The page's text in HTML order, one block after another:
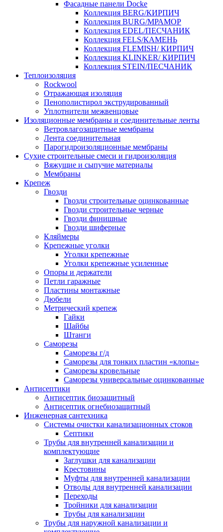
Фасадные панели Docke
Коллекция BERG/КИРПИЧ
Коллекция BURG/МРАМОР
Коллекция EDEL/ПЕСЧАНИК
Коллекция FELS/КАМЕНЬ
Коллекция FLEMISH/ КИРПИЧ
Коллекция KLINKER/ КИРПИЧ
Коллекция STEIN/ПЕСЧАНИК
Теплоизоляция
Rockwool
Отражающая изоляция
Пенополистирол экструдированный
Уплотнители межвенцовые
Изоляционные мембраны и соединительные ленты
Ветровлагозащитные мембраны
Лента соединительная
Парогидроизоляционные мембраны
Сухие строительные смеси и гидроизоляция
Вяжущие и сыпучие материалы
Мембраны
Крепеж
Гвозди
Гвозди строительные оцинкованные
Гвозди строительные черные
Гвозди финишные
Гвозди шиферные
Кляймеры
Крепежные уголки
Уголки крепежные
Уголки крепежные усиленные
Опоры и держатели
Петли гаражные
Пластины монтажные
Дюбели
Метрический крепеж
Гайки
Шайбы
Штанги
Саморезы
Саморезы г/д
Саморезы для тонких пластин «клопы»
Саморезы кровельные
Саморезы универсальные оцинкованные
Антисептики
Антисептик биозащитный
Антисептик огнебиозащитный
Инженерная сантехника
Системы очистки канализационных стоков
Септики
Трубы для внутренней канализации и
комплектующие
Заглушки для канализации
Крестовины
Муфты для внутренней канализации
Отводы для внутренней канализации
Переходы
Тройники для канализации
Трубы для канализации
Трубы для наружной канализации и